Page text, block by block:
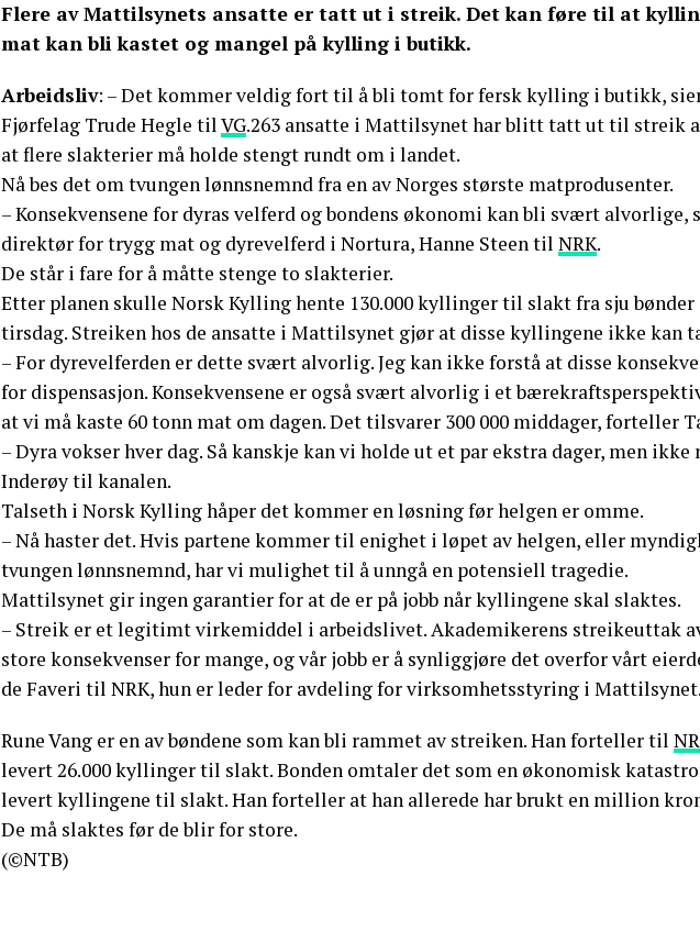
Flere av Mattilsynets ansatte er tatt ut i streik. Det kan føre til at
mat kan bli kastet og mangel på kylling i butikk.
Arbeidsliv: – Det kommer veldig fort til å bli tomt for fersk kylling i butikk,
Fjørfelag Trude Hegle tilVG.263 ansatte i Mattilsynet har blitt tatt ut til streik
at flere slakterier må holde stengt rundt om i landet.
Nå bes det om tvungen lønnsnemnd fra en av Norges største matprodusenter.
– Konsekvensene for dyras velferd og bondens økonomi kan bli svært alvorlige,
direktør for trygg mat og dyrevelferd i Nortura, Hanne Steen til NRK.
De står i fare for å måtte stenge to slakterier.
Etter planen skulle Norsk Kylling hente 130.000 kyllinger til slakt fra sju
tirsdag. Streiken hos de ansatte i Mattilsynet gjør at disse kyllingene ikke kan
– For dyrevelferden er dette svært alvorlig. Jeg kan ikke forstå at disse
for dispensasjon. Konsekvensene er også svært alvorlig i et
at vi må kaste 60 tonn mat om dagen. Det tilsvarer 300 000 middager, forteller
– Dyra vokser hver dag. Så kanskje kan vi holde ut et par ekstra dager, men ikke
Inderøy til kanalen.
Talseth i Norsk Kylling håper det kommer en løsning før helgen er omme.
– Nå haster det. Hvis partene kommer til enighet i løpet av helgen, eller
tvungen lønnsnemnd, har vi mulighet til å unngå en potensiell tragedie.
Mattilsynet gir ingen garantier for at de er på jobb når kyllingene skal slaktes.
– Streik er et legitimt virkemiddel i arbeidslivet. Akademikerens streikeuttak
store konsekvenser for mange, og vår jobb er å synliggjøre det overfor vårt
de Faveri til NRK, hun er leder for avdeling for virksomhetsstyring i Mattilsynet.
Rune Vang er en av bøndene som kan bli rammet av streiken. Han forteller til
levert 26.000 kyllinger til slakt. Bonden omtaler det som en økonomisk
levert kyllingene til slakt. Han forteller at han allerede har brukt en million
De må slaktes før de blir for store.
(©NTB)